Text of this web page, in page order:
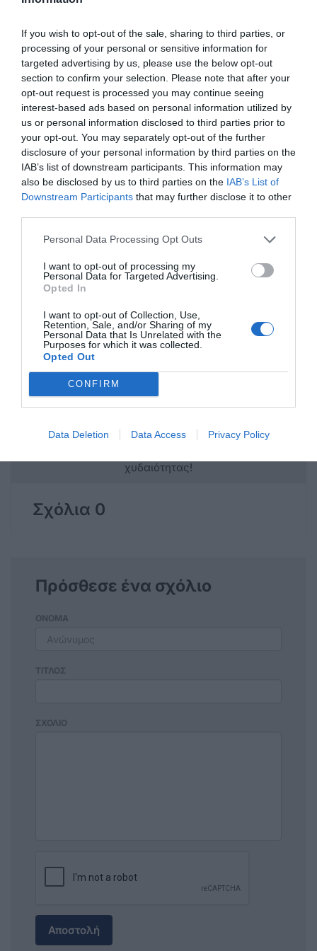
If you wish to opt-out of the sale, sharing to third parties, or
processing of your personal or sensitive information for
targeted advertising by us, please use the below opt-out
section to confirm your selection. Please note that after your
opt-out request is processed you may continue seeing
interest-based ads based on personal information utilized by
us or personal information disclosed to third parties prior to
your opt-out. You may separately opt-out of the further
disclosure of your personal information by third parties on the
IAB’s list of downstream participants. This information may
also be disclosed by us to third parties on the IAB’s List of
Downstream Participants that may further disclose it to other
Personal Data Processing Opt Outs
I want to opt-out of processing my
Personal Data for Targeted Advertising.
Opted In
I want to opt-out of Collection, Use,
Retention, Sale, and/or Sharing of my
Personal Data that Is Unrelated with the
Purposes for which it was collected.
Opted Out
CONFIRM
Data Deletion Data Access Privacy Policy
Ο 26χρονος περισυνελέγη καλά στην υγεία του
από την σωστική λέμβο του Κ/Ζ και
μετεπιβιβάστηκε στο «ΕΙΡΗΝΗ», όπου
μεταφέρθηκε στον κεντρικό λιμένα Πάτμου.
Στη συνέχεια εντοπίστηκε χωρίς τις αισθήσεις του
ο 45χρονος κυβερνήτης, εντός του βυθισμένου Ρ/
Κ πλοίου, από ιδιώτη δύτη και μεταφέρθηκε με
ασθενοφόρο όχημα του ΕΚΑΒ στο Κ.Υ. Πάτμου,
Από το Λιμεναρχείο Πάτμου που διενεργεί την
προανάκριση, παραγγέλθηκε η διενέργεια
νεκροψίας -νεκροτομή, ενώ από το περιστατικό
https://www.palmoskalymnou.gr/
χυδαιότητας!
Σχόλια 0
Πρόσθεσε ένα σχόλιο
ΟΝΟΜΑ
ΤΙΤΛΟΣ
ΣΧΟΛΙΟ
Αποστολή